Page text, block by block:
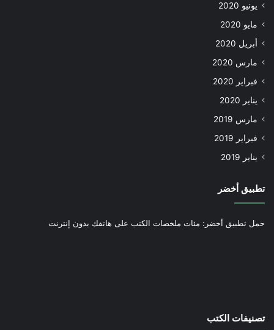
يونيو 2020
مايو 2020
أبريل 2020
مارس 2020
فبراير 2020
يناير 2020
مارس 2019
فبراير 2019
يناير 2019
تطبيق أخضر
حمل تطبيق أخضر: مئات ملخصات الكتب على هاتفك بدون إنترنت
تصنيفات الكتب